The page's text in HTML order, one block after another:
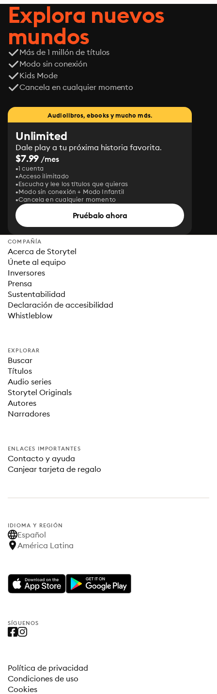
Explora nuevos
mundos
Más de 1 millón de títulos
Modo sin conexión
Kids Mode
Cancela en cualquier momento
Audiolibros, ebooks y mucho más.
Unlimited
Dale play a tu próxima historia favorita.
$7.99 /mes
1 cuenta
Acceso ilimitado
Escucha y lee los títulos que quieras
Modo sin conexión + Modo Infantil
Cancela en cualquier momento
Pruébalo ahora
COMPAÑÍA
Acerca de Storytel
Únete al equipo
Inversores
Prensa
Sustentabilidad
Declaración de accesibilidad
Whistleblow
EXPLORAR
Buscar
Títulos
Audio series
Storytel Originals
Autores
Narradores
ENLACES IMPORTANTES
Contacto y ayuda
Canjear tarjeta de regalo
IDIOMA Y REGIÓN
Español
América Latina
SÍGUENOS
Política de privacidad
Condiciones de uso
Cookies